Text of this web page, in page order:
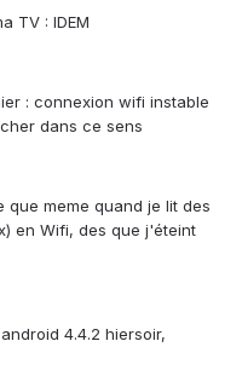
TV : IDEM
: connexion wifi instable
dans ce sens
que meme quand je lit des
en Wifi, des que j'éteint
4.4.2 hiersoir,